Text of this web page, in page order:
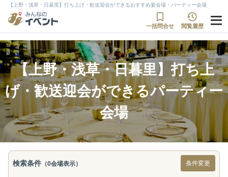
【上野・浅草・日暮里】打ち上げ・歓送迎会ができるおすすめ宴会場・パーティー会場
一括問合せ 閲覧履歴
【上野・浅草・日暮里】打ち上
げ・歓送迎会ができるパーティー
会場
検索条件 （0会場表示） 条件変更